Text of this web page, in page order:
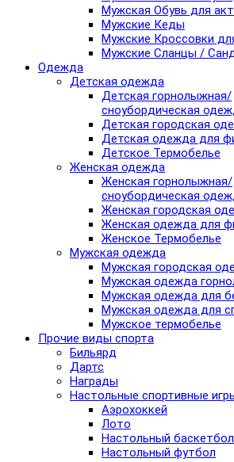
Мужская Обувь для
Мужские Кеды
Мужские Кроссовки
Мужские Сланцы /
Одежда
Детская одежда
Детская горнолыжная/
сноубордическая
Детская городская
Детская одежда для
Детское Термобелье
Женская одежда
Женская горнолыжная/
сноубордическая
Женская городская
Женская одежда для
Женское Термобелье
Мужская одежда
Мужская городская
Мужская одежда
Мужская одежда для
Мужская одежда для
Мужское термобелье
Прочие виды спорта
Бильярд
Дартс
Награды
Настольные спортивные
Аэрохоккей
Лото
Настольный баскетбол
Настольный футбол